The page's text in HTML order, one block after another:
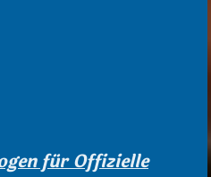
für Offizielle